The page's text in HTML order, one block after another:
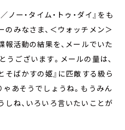
ノー・タイム・トゥ・ダイ』をも
のみなさま、＜ウォッチメン＞
報活動の結果を、メールでいた
うございます。メールの量は、
そばかすの姫』に匹敵する級ら
ゃあそうでしょうね。もうみん
しね、いろいろ言いたいことが